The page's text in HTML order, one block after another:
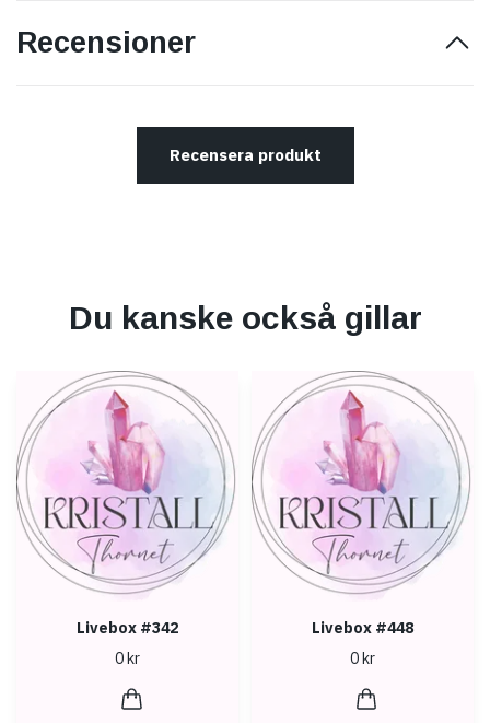
Recensioner
Recensera produkt
Du kanske också gillar
Livebox #342
0 kr
Livebox #448
0 kr